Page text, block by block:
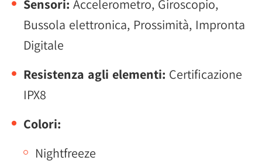
Sensori: Accelerometro, Giroscopio,
Bussola elettronica, Prossimità, Impronta
Digitale
Resistenza agli elementi: Certificazione
IPX8
Colori:
Nightfreeze